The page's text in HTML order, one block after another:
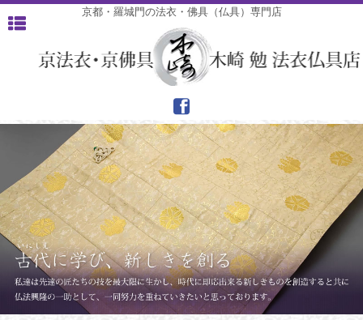
京都・羅城門の法衣・佛具（仏具）専門店